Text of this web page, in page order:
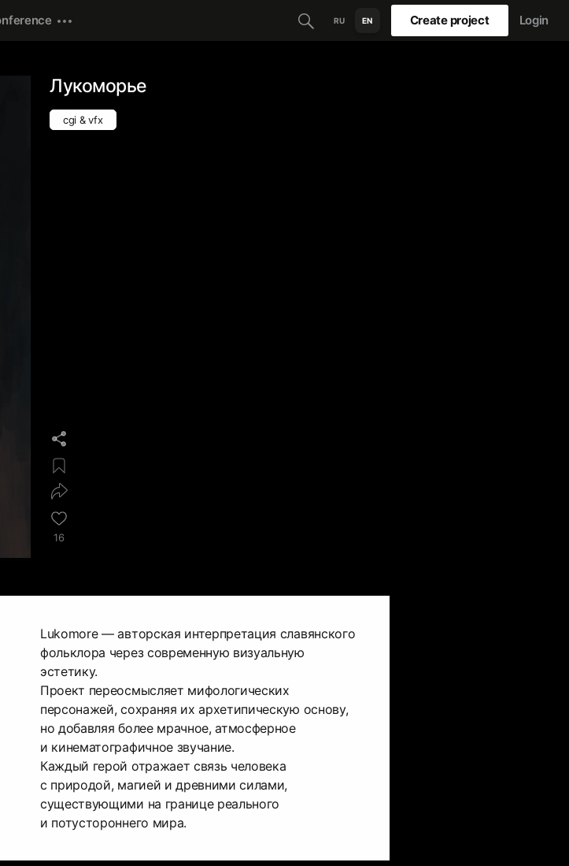
RU EN Create project Login
Лукоморье
cgi & vfx
16
Lukomore — авторская интерпретация славянского
фольклора через современную визуальную
эстетику.
Проект переосмысляет мифологических
персонажей, сохраняя их архетипическую основу,
но добавляя более мрачное, атмосферное
и кинематографичное звучание.
Каждый герой отражает связь человека
с природой, магией и древними силами,
существующими на границе реального
и потустороннего мира.